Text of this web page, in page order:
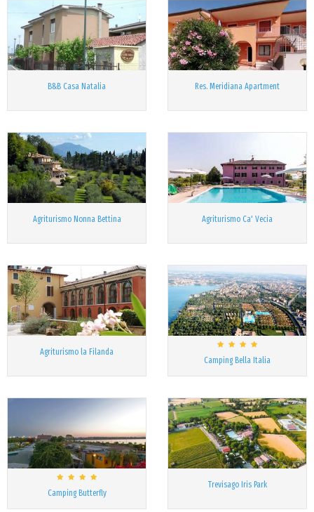
B&B Casa Natalia Res. Meridiana Apartment
Agriturismo Nonna Bettina Agriturismo Ca' Vecia
Agriturismo la Filanda
Camping Bella Italia
Camping Butterfly
Trevisago Iris Park